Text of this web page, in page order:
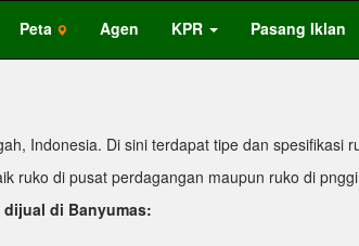
Peta Agen KPR Pasang Iklan
Indonesia. Di sini terdapat tipe dan spesifikasi
ruko di pusat perdagangan maupun ruko di
di Banyumas: